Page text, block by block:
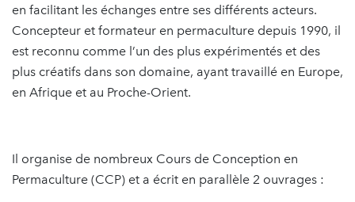
en facilitant les échanges entre ses différents acteurs.
Concepteur et formateur en permaculture depuis 1990, il
est reconnu comme l’un des plus expérimentés et des
plus créatifs dans son domaine, ayant travaillé en Europe,
en Afrique et au Proche-Orient.
Il organise de nombreux Cours de Conception en
Permaculture (CCP) et a écrit en parallèle 2 ouvrages :